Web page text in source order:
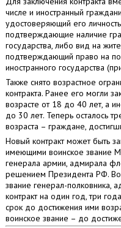
числе и иностранный
удостоверяющий его
подтверждающие наличие
государства, либо вид на
подтверждающий право на
иностранного государства
Также снято возрастное
контракта. Ранее его могли
возрасте от 18 до 40 лет, а
до 30 лет. Теперь осталось
возраста – граждане,
Новый контракт может быть
имеющими воинское звание
генерала армии, адмирала
решением Президента РФ.
звание генерал-полковника,
контракт на один год, три
срок до достижения ими
воинское звание – до